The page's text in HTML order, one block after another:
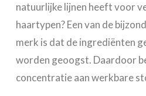
natuurlijke lijnen heeft voor
haartypen? Een van de
merk is dat de ingrediënten
worden geoogst. Daardoor
concentratie aan werkbare